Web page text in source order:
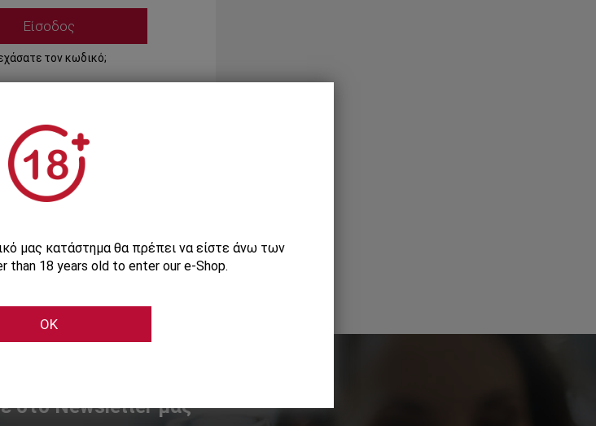
τον κωδικό;
ΣΥΝΔΕΣΗ ΜΕ ...
στο Newsletter μας
μας κατάστημα θα πρέπει να είστε άνω των
than 18 years old to enter our e-Shop.
OK